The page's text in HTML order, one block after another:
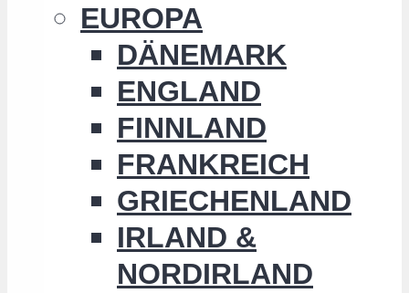
EUROPA
DÄNEMARK
ENGLAND
FINNLAND
FRANKREICH
GRIECHENLAND
IRLAND &
NORDIRLAND